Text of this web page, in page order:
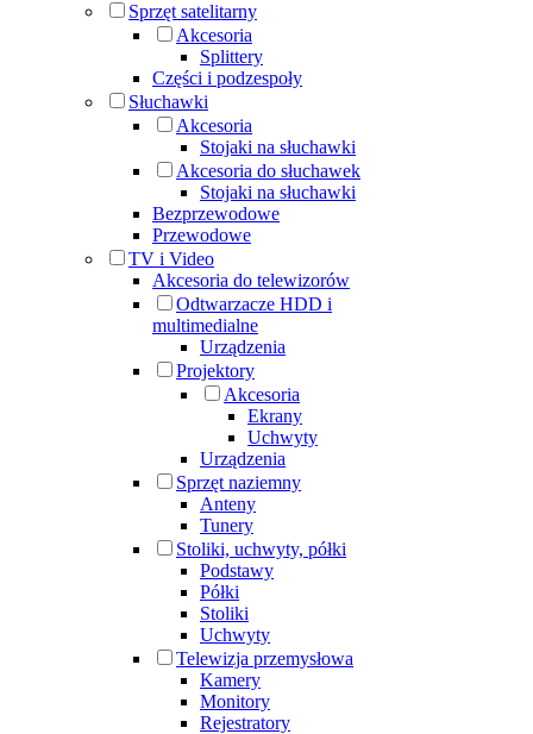
Sprzęt satelitarny
Akcesoria
Splittery
Części i podzespoły
Słuchawki
Akcesoria
Stojaki na słuchawki
Akcesoria do słuchawek
Stojaki na słuchawki
Bezprzewodowe
Przewodowe
TV i Video
Akcesoria do telewizorów
Odtwarzacze HDD i
multimedialne
Urządzenia
Projektory
Akcesoria
Ekrany
Uchwyty
Urządzenia
Sprzęt naziemny
Anteny
Tunery
Stoliki, uchwyty, półki
Podstawy
Półki
Stoliki
Uchwyty
Telewizja przemysłowa
Kamery
Monitory
Rejestratory